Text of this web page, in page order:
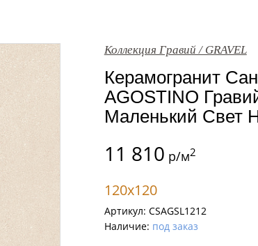
Коллекция Гравий / GRAVEL
Керамогранит
AGOSTINO
Маленький Свет
11 810 р/м2
120x120
Артикул: CSAGSL1212
Наличие: под заказ